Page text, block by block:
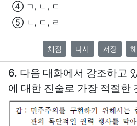
④ ㄱ, ㄴ, ㄷ
⑤ ㄴ, ㄷ, ㄹ
채점 다시 저장
6. 다음 대화에서 강조하고
에 대한 진술로 가장 적절한